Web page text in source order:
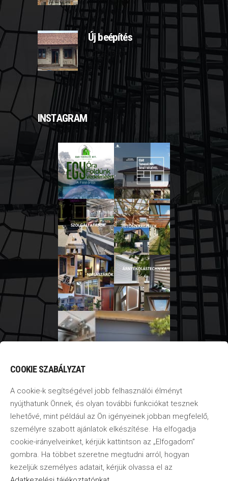
Új beépítés
2025-03-11
INSTAGRAM
COOKIE SZABÁLYZAT
A cookie-k segítségével jobb felhasználói élményt
nyújthatunk Önnek, és olyan további funkciókat tesznek
lehetővé, mint például az Ön igényeinek jobban megfelelő,
személyre szabott ajánlatok elkészítése. Ha elfogadja
cookie-irányelveinket, kérjük kattintson az „Elfogadom”
gombra. Ha többet szeretne megtudni arról, hogyan
kezeljük személyes adatait, kérjük olvassa el az